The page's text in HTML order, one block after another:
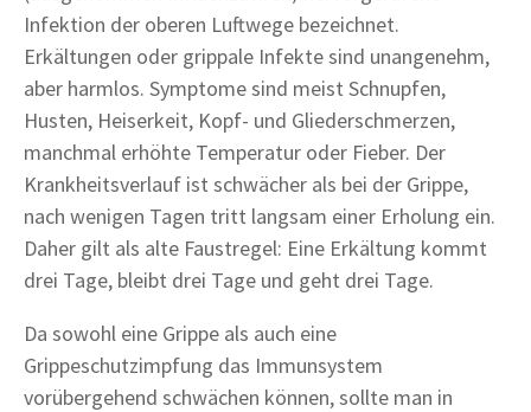
Infektion der oberen Luftwege bezeichnet.
Erkältungen oder grippale Infekte sind unangenehm,
aber harmlos. Symptome sind meist Schnupfen,
Husten, Heiserkeit, Kopf- und Gliederschmerzen,
manchmal erhöhte Temperatur oder Fieber. Der
Krankheitsverlauf ist schwächer als bei der Grippe,
nach wenigen Tagen tritt langsam einer Erholung ein.
Daher gilt als alte Faustregel: Eine Erkältung kommt
drei Tage, bleibt drei Tage und geht drei Tage.
Da sowohl eine Grippe als auch eine
Grippeschutzimpfung das Immunsystem
vorübergehend schwächen können, sollte man in